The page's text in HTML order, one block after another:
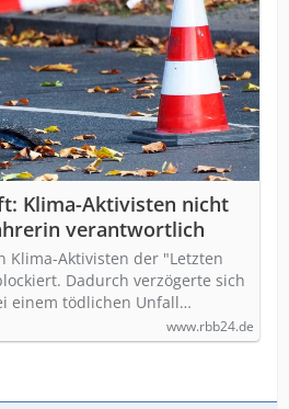
Klima-Aktivisten nicht
verantwortlich
Klima-Aktivisten der "Letzten
Dadurch verzögerte sich
einem tödlichen Unfall…
www.rbb24.de